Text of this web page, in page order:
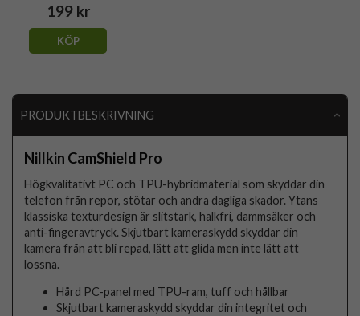
199 kr
KÖP
PRODUKTBESKRIVNING
Nillkin CamShield Pro
Högkvalitativt PC och TPU-hybridmaterial som skyddar din
telefon från repor, stötar och andra dagliga skador. Ytans
klassiska texturdesign är slitstark, halkfri, dammsäker och
anti-fingeravtryck. Skjutbart kameraskydd skyddar din
kamera från att bli repad, lätt att glida men inte lätt att
lossna.
Hård PC-panel med TPU-ram, tuff och hållbar
Skjutbart kameraskydd skyddar din integritet och